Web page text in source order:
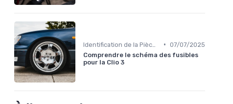
• 07/07/2025
Comprendre le schéma des fusibles
pour la Clio 3